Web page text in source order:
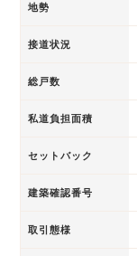
地勢
接道状況
総戸数
私道負担面積
セットバック
建築確認番号
取引態様